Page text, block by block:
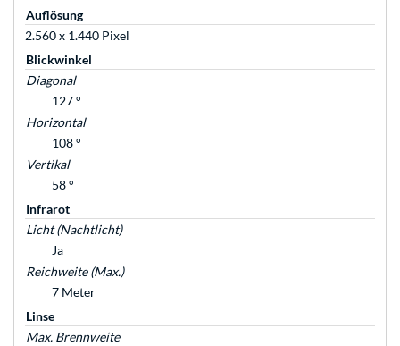
Auflösung
2.560 x 1.440 Pixel
Blickwinkel
Diagonal
127 °
Horizontal
108 °
Vertikal
58 °
Infrarot
Licht (Nachtlicht)
Ja
Reichweite (Max.)
7 Meter
Linse
Max. Brennweite